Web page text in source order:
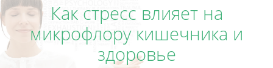
Как стресс влияет на
микрофлору кишечника и
здоровье